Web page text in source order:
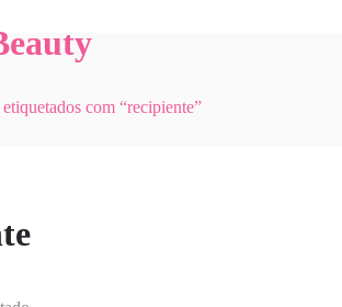
com “recipiente”